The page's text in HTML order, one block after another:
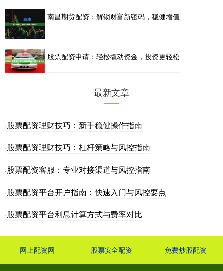
南昌期货配资：解锁财富新密码，稳健增值
股票配资申请：轻松撬动资金，投资更轻松
最新文章
·股票配资理财技巧：新手稳健操作指南
·股票配资理财技巧：杠杆策略与风控指南
·股票配资客服：专业对接渠道与风控指南
·股票配资平台开户指南：快速入门与风控要点
·股票配资平台利息计算方式与费率对比
网上配资网 股票安全配资 免费炒股配资